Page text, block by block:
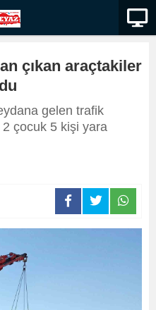
çıkan araçtakiler
gelen trafik
2 çocuk 5 kişi yara